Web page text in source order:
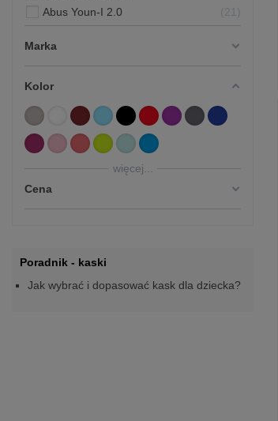
Abus Youn-I 2.0
Marka
Kolor
więcej...
Cena
Poradnik - kaski
Jak wybrać i dopasować kask dla dziecka?